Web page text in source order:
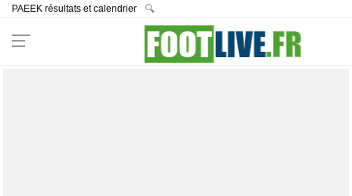
PAEEK résultats et calendrier 🔍